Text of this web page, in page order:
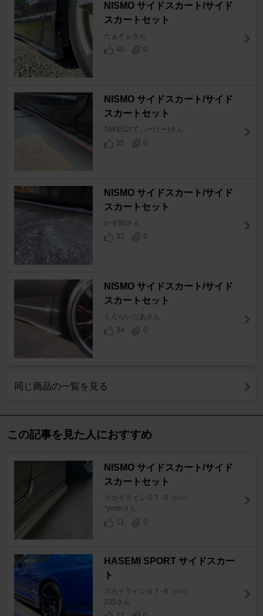
NISMO サイドスカート/サイド
スカートセット
たぁぞぉさん
40
0
NISMO サイドスカート/サイド
スカートセット
TAKE52(てぃーけー)さん
55
0
NISMO サイドスカート/サイド
スカートセット
かず80さん
32
0
NISMO サイドスカート/サイド
スカートセット
くろらいだあさん
34
0
同じ商品の一覧を見る
この記事を見た人におすすめ
NISMO サイドスカート/サイド
スカートセット
スカイラインＧＴ‐Ｒ [R34]
*yodoさん
11
0
HASEMI SPORT サイドスカー
ト
スカイラインＧＴ‐Ｒ [R34]
235さん